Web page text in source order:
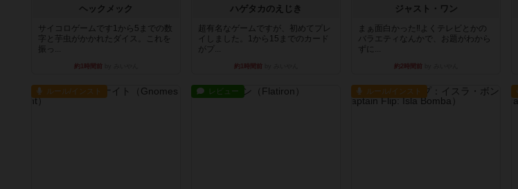
ヘックメック
サイコロゲームです1から5までの数
字と芋虫がかかれたダイス。これを
振っ...
約1時間前
ハゲタカのえじき
超有名なゲームですが、初めてプレ
イしました。1から15までのカード
がプ...
約1時間前
ジャスト・ワン
まぁ面白かった‼️よくテレビとかの
バラエティなんかで、お題がわから
ずに...
約2時間前
ルール/インスト レビュー ルール/インスト